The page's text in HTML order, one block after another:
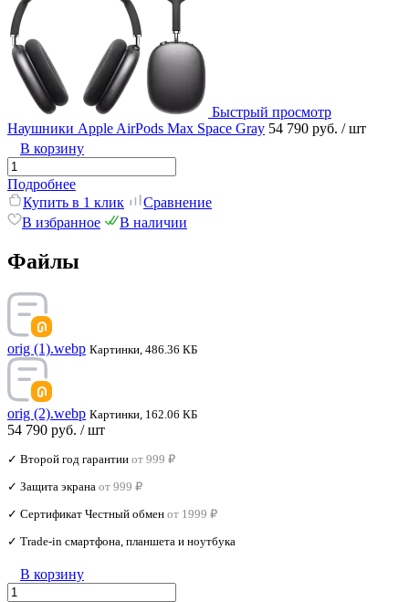
Быстрый просмотр
Наушники Apple AirPods Max Space Gray 54 790 руб. / шт
В корзину
Подробнее
Купить в 1 клик
Сравнение
В избранное
В наличии
Файлы
orig (1).webp Картинки, 486.36 КБ
orig (2).webp Картинки, 162.06 КБ
54 790 руб. / шт
✓ Второй год гарантии от 999 ₽
✓ Защита экрана от 999 ₽
✓ Сертификат Честный обмен от 1999 ₽
✓ Trade‑in смартфона, планшета и ноутбука
В корзину